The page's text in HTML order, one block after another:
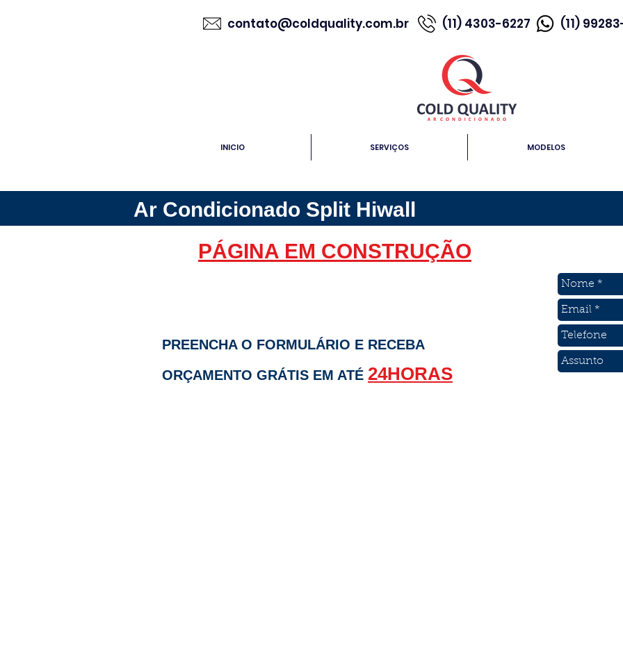
contato@coldquality.com.br (11) 4303-6227 (11)
INICIO SERVIÇOS MODELOS
Ar Condicionado Split Hiwall
PÁGINA EM CONSTRUÇÃO
PREENCHA O FORMULÁRIO E RECEBA
ORÇAMENTO GRÁTIS EM ATÉ 24HORAS